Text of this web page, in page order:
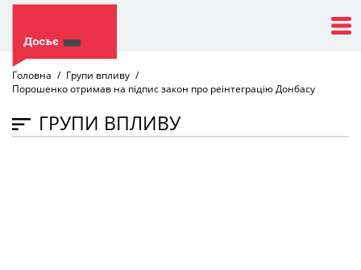
Головна
Групи впливу
Порошенко отримав на підпис закон про реінтеграцію Донбасу
ГРУПИ ВПЛИВУ